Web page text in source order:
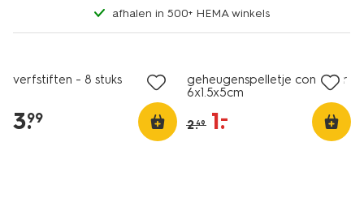
afhalen in 500+ HEMA winkels
verfstiften - 8 stuks
3.
99
geheugenspelletje controler
6x1.5x5cm
2.49 1.
–